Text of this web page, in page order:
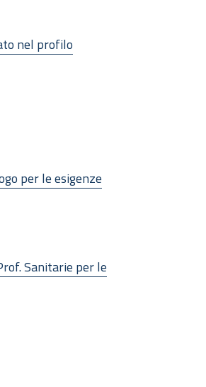
nel profilo
per le esigenze
Sanitarie per le